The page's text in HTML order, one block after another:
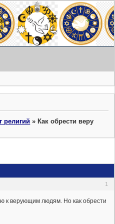
религий »Как обрести веру
1
к верующим людям. Но как обрести